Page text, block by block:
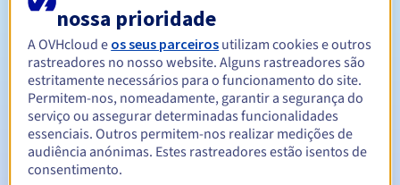
Período de renovação Entre 1 e 10 anos
Período de redenção 30 dias
nossa prioridade
A OVHcloud e os seus parceiros utilizam cookies e outros
rastreadores no nosso website. Alguns rastreadores são
estritamente necessários para o funcionamento do site.
Permitem-nos, nomeadamente, garantir a segurança do
serviço ou assegurar determinadas funcionalidades
essenciais. Outros permitem-nos realizar medições de
audiência anónimas. Estes rastreadores estão isentos de
consentimento.